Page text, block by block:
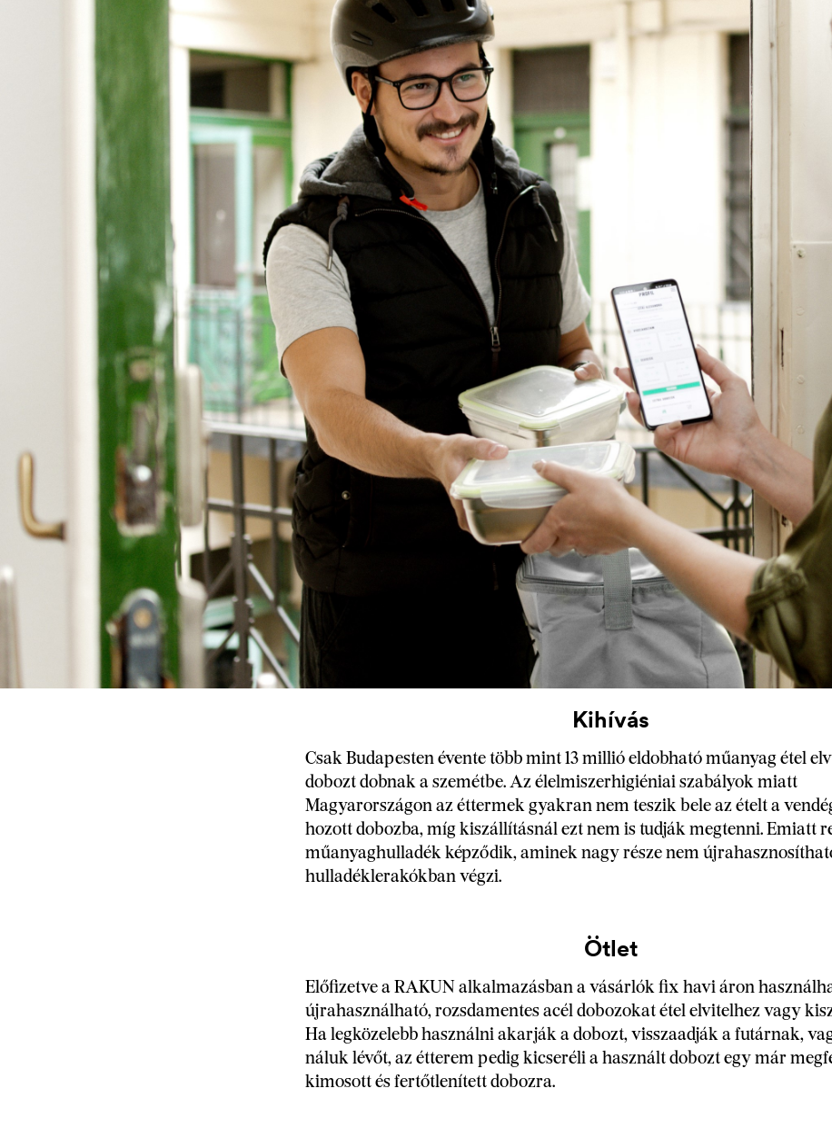
Kihívás
Csak Budapesten évente több mint 13 millió eldobható műanyag étel
dobozt dobnak a szemétbe. Az élelmiszerhigiéniai szabályok miatt
Magyarországon az éttermek gyakran nem teszik bele az ételt a
hozott dobozba, míg kiszállításnál ezt nem is tudják megtenni. Emiatt
műanyaghulladék képződik, aminek nagy része nem
hulladéklerakókban végzi.
Ötlet
Előfizetve a RAKUN alkalmazásban a vásárlók fix havi áron
újrahasználható, rozsdamentes acél dobozokat étel elvitelhez vagy
Ha legközelebb használni akarják a dobozt, visszaadják a futárnak,
náluk lévőt, az étterem pedig kicseréli a használt dobozt egy már
kimosott és fertőtlenített dobozra.